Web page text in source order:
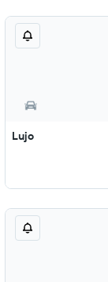
Lujo